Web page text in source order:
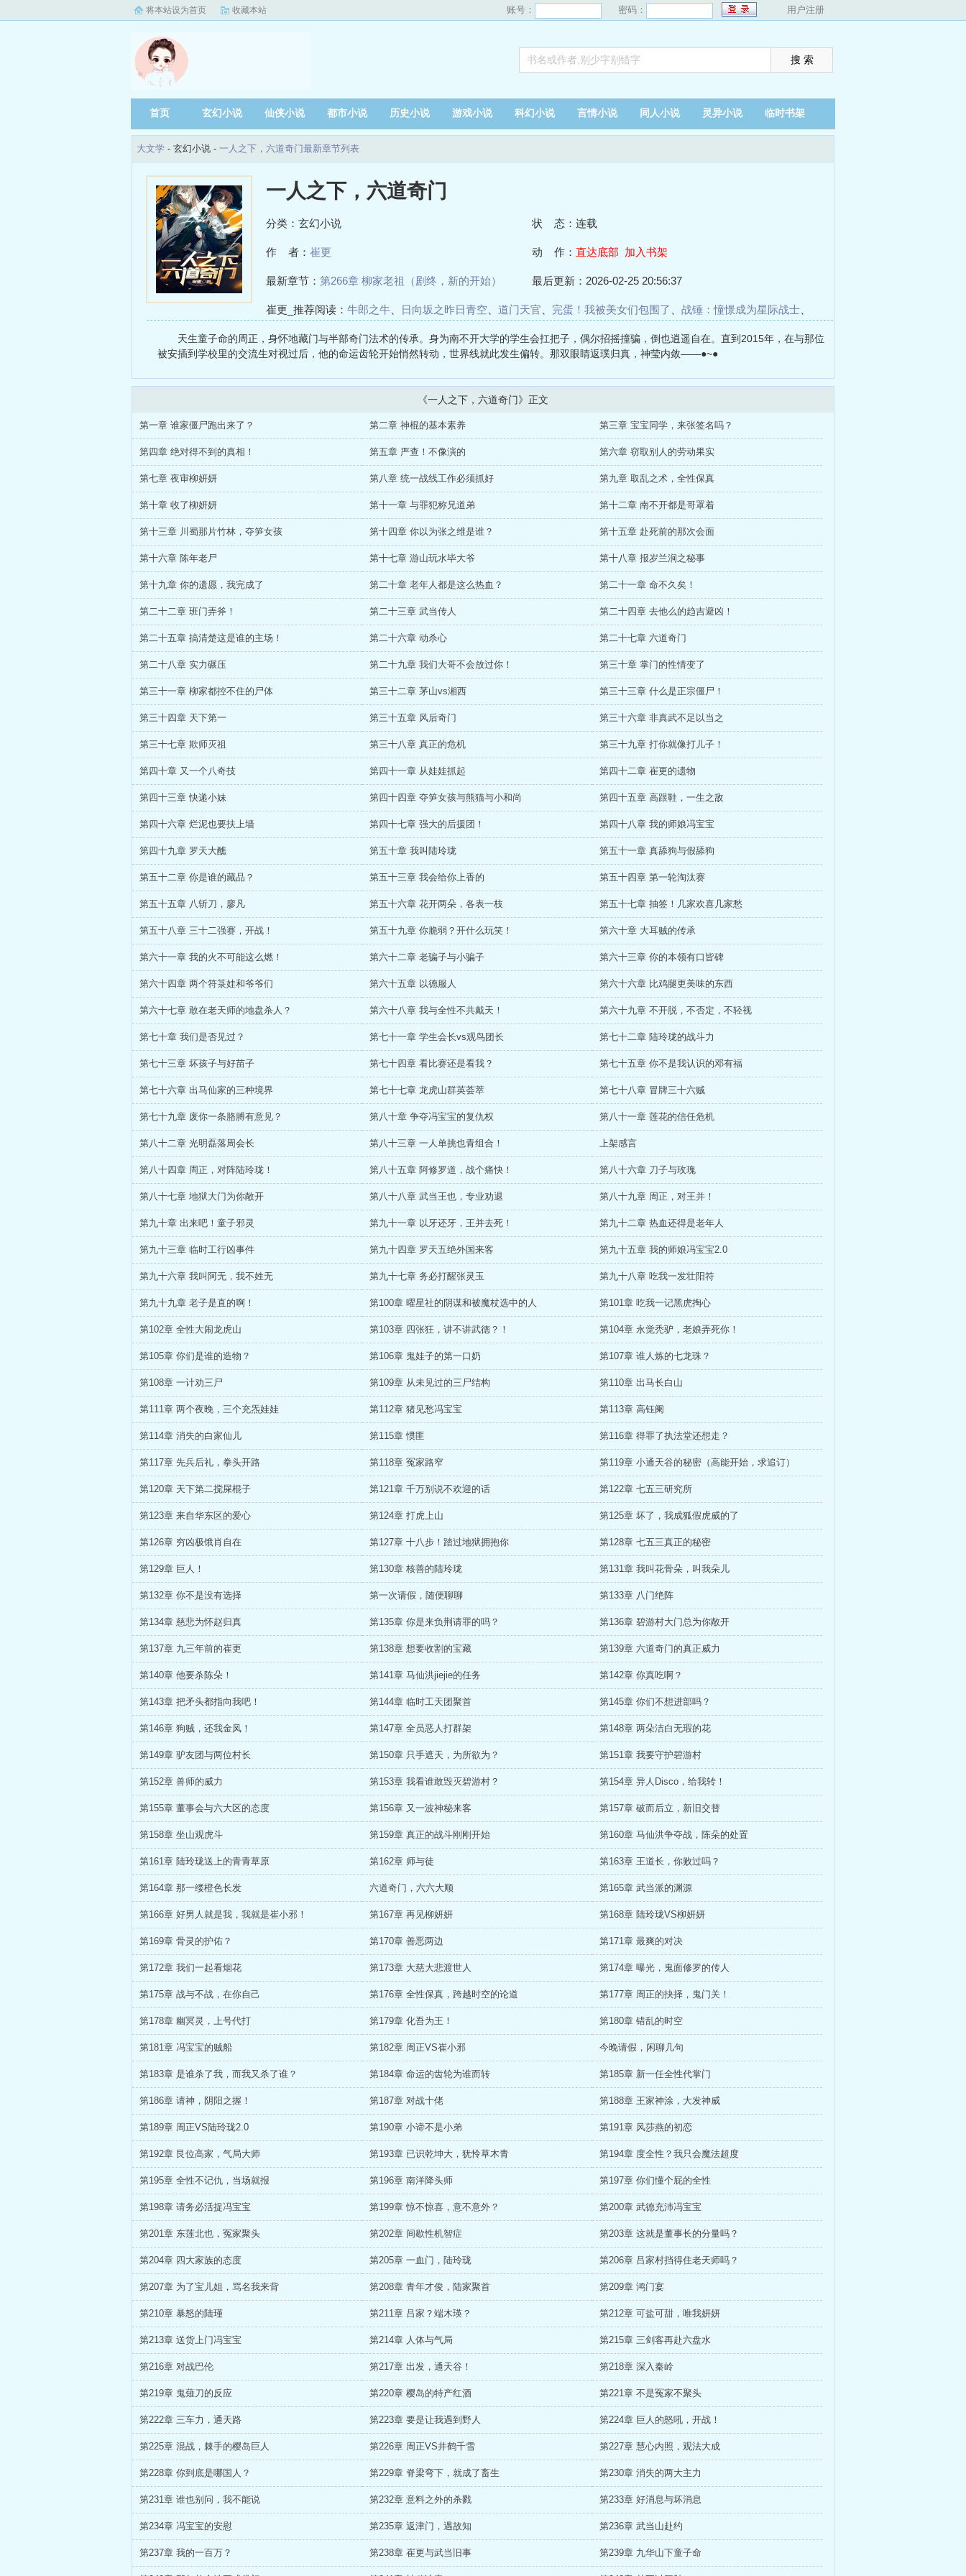
将本站设为首页 收藏本站 账号： 密码： 用户注册
首页 玄幻小说 仙侠小说 都市小说 历史小说 游戏小说 科幻小说 言情小说 同人小说 灵异小说 临时书架
大文学 - 玄幻小说 - 一人之下，六道奇门最新章节列表
一人之下，六道奇门
分类：玄幻小说 状 态：连载
作 者： 崔更 动 作： 直达底部 加入书架
最新章节： 第266章 柳家老祖（剧终，新的开始） 最后更新：2026-02-25 20:56:37
崔更_推荐阅读： 牛郎之牛 日向坂之昨日青空 道门天官 完蛋！我被美女们包围了 战锤：憧憬成为星际战士
长度修仙
天生童子命的周正，身怀地藏门与半部奇门法术的传承。身为南不开大学的学生会扛把子，偶尔招摇撞骗，倒也逍遥自在。直到2015年，在与那位
被安插到学校里的交流生对视过后，他的命运齿轮开始悄然转动，世界线就此发生偏转。那双眼睛返璞归真，神莹内敛——●~●
《一人之下，六道奇门》正文
第一章 谁家僵尸跑出来了？ 第二章 神棍的基本素养 第三章 宝宝同学，来张签名吗？
第四章 绝对得不到的真相！ 第五章 严查！不像演的 第六章 窃取别人的劳动果实
第七章 夜审柳妍妍 第八章 统一战线工作必须抓好 第九章 取乱之术，全性保真
第十章 收了柳妍妍 第十一章 与罪犯称兄道弟 第十二章 南不开都是哥罩着
第十三章 川蜀那片竹林，夺笋女孩 第十四章 你以为张之维是谁？ 第十五章 赴死前的那次会面
第十六章 陈年老尸 第十七章 游山玩水毕大爷 第十八章 报岁兰涧之秘事
第十九章 你的遗愿，我完成了 第二十章 老年人都是这么热血？ 第二十一章 命不久矣！
第二十二章 班门弄斧！ 第二十三章 武当传人 第二十四章 去他么的趋吉避凶！
第二十五章 搞清楚这是谁的主场！ 第二十六章 动杀心 第二十七章 六道奇门
第二十八章 实力碾压 第二十九章 我们大哥不会放过你！ 第三十章 掌门的性情变了
第三十一章 柳家都控不住的尸体 第三十二章 茅山vs湘西 第三十三章 什么是正宗僵尸！
第三十四章 天下第一 第三十五章 风后奇门 第三十六章 非真武不足以当之
第三十七章 欺师灭祖 第三十八章 真正的危机 第三十九章 打你就像打儿子！
第四十章 又一个八奇技 第四十一章 从娃娃抓起 第四十二章 崔更的遗物
第四十三章 快递小妹 第四十四章 夺笋女孩与熊猫与小和尚 第四十五章 高跟鞋，一生之敌
第四十六章 烂泥也要扶上墙 第四十七章 强大的后援团！ 第四十八章 我的师娘冯宝宝
第四十九章 罗天大醮 第五十章 我叫陆玲珑 第五十一章 真舔狗与假舔狗
第五十二章 你是谁的藏品？ 第五十三章 我会给你上香的 第五十四章 第一轮淘汰赛
第五十五章 八斩刀，廖凡 第五十六章 花开两朵，各表一枝 第五十七章 抽签！几家欢喜几家愁
第五十八章 三十二强赛，开战！ 第五十九章 你脆弱？开什么玩笑！ 第六十章 大耳贼的传承
第六十一章 我的火不可能这么燃！ 第六十二章 老骗子与小骗子 第六十三章 你的本领有口皆碑
第六十四章 两个符箓娃和爷爷们 第六十五章 以德服人 第六十六章 比鸡腿更美味的东西
第六十七章 敢在老天师的地盘杀人？ 第六十八章 我与全性不共戴天！ 第六十九章 不开脱，不否定，不轻视
第七十章 我们是否见过？ 第七十一章 学生会长vs观鸟团长 第七十二章 陆玲珑的战斗力
第七十三章 坏孩子与好苗子 第七十四章 看比赛还是看我？ 第七十五章 你不是我认识的邓有福
第七十六章 出马仙家的三种境界 第七十七章 龙虎山群英荟萃 第七十八章 冒牌三十六贼
第七十九章 废你一条胳膊有意见？ 第八十章 争夺冯宝宝的复仇权 第八十一章 莲花的信任危机
第八十二章 光明磊落周会长 第八十三章 一人单挑也青组合！ 上架感言
第八十四章 周正，对阵陆玲珑！ 第八十五章 阿修罗道，战个痛快！ 第八十六章 刀子与玫瑰
第八十七章 地狱大门为你敞开 第八十八章 武当王也，专业劝退 第八十九章 周正，对王并！
第九十章 出来吧！童子邪灵 第九十一章 以牙还牙，王并去死！ 第九十二章 热血还得是老年人
第九十三章 临时工行凶事件 第九十四章 罗天五绝外国来客 第九十五章 我的师娘冯宝宝2.0
第九十六章 我叫阿无，我不姓无 第九十七章 务必打醒张灵玉 第九十八章 吃我一发壮阳符
第九十九章 老子是直的啊！ 第100章 曜星社的阴谋和被魔杖选中的人 第101章 吃我一记黑虎掏心
第102章 全性大闹龙虎山 第103章 四张狂，讲不讲武德？！ 第104章 永觉秃驴，老娘弄死你！
第105章 你们是谁的造物？ 第106章 鬼娃子的第一口奶 第107章 谁人炼的七龙珠？
第108章 一计劝三尸 第109章 从未见过的三尸结构 第110章 出马长白山
第111章 两个夜晚，三个充炁娃娃 第112章 猪见愁冯宝宝 第113章 高钰阑
第114章 消失的白家仙儿 第115章 惯匪 第116章 得罪了执法堂还想走？
第117章 先兵后礼，拳头开路 第118章 冤家路窄 第119章 小通天谷的秘密（高能开始，求追订）
第120章 天下第二搅屎棍子 第121章 千万别说不欢迎的话 第122章 七五三研究所
第123章 来自华东区的爱心 第124章 打虎上山 第125章 坏了，我成狐假虎威的了
第126章 穷凶极饿肖自在 第127章 十八步！踏过地狱拥抱你 第128章 七五三真正的秘密
第129章 巨人！ 第130章 核善的陆玲珑 第131章 我叫花骨朵，叫我朵儿
第132章 你不是没有选择 第一次请假，随便聊聊 第133章 八门绝阵
第134章 慈悲为怀赵归真 第135章 你是来负荆请罪的吗？ 第136章 碧游村大门总为你敞开
第137章 九三年前的崔更 第138章 想要收割的宝藏 第139章 六道奇门的真正威力
第140章 他要杀陈朵！ 第141章 马仙洪jiejie的任务 第142章 你真吃啊？
第143章 把矛头都指向我吧！ 第144章 临时工天团聚首 第145章 你们不想进部吗？
第146章 狗贼，还我金凤！ 第147章 全员恶人打群架 第148章 两朵洁白无瑕的花
第149章 驴友团与两位村长 第150章 只手遮天，为所欲为？ 第151章 我要守护碧游村
第152章 兽师的威力 第153章 我看谁敢毁灭碧游村？ 第154章 异人Disco，给我转！
第155章 董事会与六大区的态度 第156章 又一波神秘来客 第157章 破而后立，新旧交替
第158章 坐山观虎斗 第159章 真正的战斗刚刚开始 第160章 马仙洪争夺战，陈朵的处置
第161章 陆玲珑送上的青青草原 第162章 师与徒 第163章 王道长，你败过吗？
第164章 那一缕橙色长发 六道奇门，六六大顺 第165章 武当派的渊源
第166章 好男人就是我，我就是崔小邪！ 第167章 再见柳妍妍 第168章 陆玲珑VS柳妍妍
第169章 骨灵的护佑？ 第170章 善恶两边 第171章 最爽的对决
第172章 我们一起看烟花 第173章 大慈大悲渡世人 第174章 曝光，鬼面修罗的传人
第175章 战与不战，在你自己 第176章 全性保真，跨越时空的论道 第177章 周正的抉择，鬼门关！
第178章 幽冥灵，上号代打 第179章 化吾为王！ 第180章 错乱的时空
第181章 冯宝宝的贼船 第182章 周正VS崔小邪 今晚请假，闲聊几句
第183章 是谁杀了我，而我又杀了谁？ 第184章 命运的齿轮为谁而转 第185章 新一任全性代掌门
第186章 请神，阴阳之握！ 第187章 对战十佬 第188章 王家神涂，大发神威
第189章 周正VS陆玲珑2.0 第190章 小谛不是小弟 第191章 风莎燕的初恋
第192章 艮位高家，气局大师 第193章 已识乾坤大，犹怜草木青 第194章 度全性？我只会魔法超度
第195章 全性不记仇，当场就报 第196章 南洋降头师 第197章 你们懂个屁的全性
第198章 请务必活捉冯宝宝 第199章 惊不惊喜，意不意外？ 第200章 武德充沛冯宝宝
第201章 东莲北也，冤家聚头 第202章 间歇性机智症 第203章 这就是董事长的分量吗？
第204章 四大家族的态度 第205章 一血门，陆玲珑 第206章 吕家村挡得住老天师吗？
第207章 为了宝儿姐，骂名我来背 第208章 青年才俊，陆家聚首 第209章 鸿门宴
第210章 暴怒的陆瑾 第211章 吕家？端木瑛？ 第212章 可盐可甜，唯我妍妍
第213章 送货上门冯宝宝 第214章 人体与气局 第215章 三剑客再赴六盘水
第216章 对战巴伦 第217章 出发，通天谷！ 第218章 深入秦岭
第219章 鬼薙刀的反应 第220章 樱岛的特产红酒 第221章 不是冤家不聚头
第222章 三车力，通天路 第223章 要是让我遇到野人 第224章 巨人的怒吼，开战！
第225章 混战，棘手的樱岛巨人 第226章 周正VS井鹤千雪 第227章 慧心内照，观法大成
第228章 你到底是哪国人？ 第229章 脊梁弯下，就成了畜生 第230章 消失的两大主力
第231章 谁也别问，我不能说 第232章 意料之外的杀戮 第233章 好消息与坏消息
第234章 冯宝宝的安慰 第235章 返津门，遇故知 第236章 武当山赴约
第237章 我的一百万？ 第238章 崔更与武当旧事 第239章 九华山下童子命